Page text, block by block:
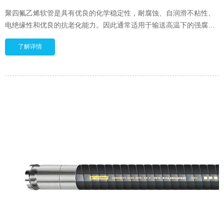
聚四氟乙烯软管是具有优良的化学稳定性，耐腐蚀、自润滑不粘性、
电绝缘性和优良的抗老化能力。因此通常适用于输送高温下的强腐蚀
介质，具有可靠优良的耐腐蚀性。利通科技流体连接件及橡胶软管严
格执行，完全符合国家/国际最新行业的标准，保证软管总成的使用性
了解详情